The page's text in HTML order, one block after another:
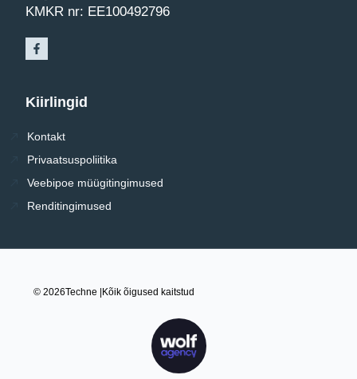
KMKR nr: EE100492796
Kiirlingid
Kontakt
Privaatsuspoliitika
Veebipoe müügitingimused
Renditingimused
© 2026Techne | Kõik õigused kaitstud